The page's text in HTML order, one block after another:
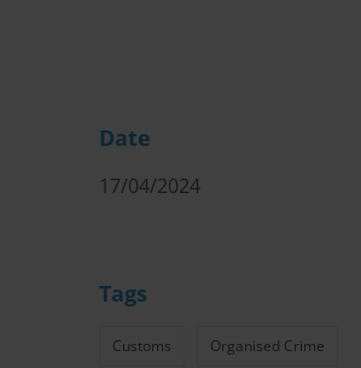
Date
17/04/2024
Tags
Customs Organised Crime